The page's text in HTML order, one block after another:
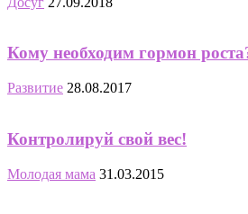
Кому необходим гормон
Развитие 28.08.2017
Контролируй свой вес!
Молодая мама 31.03.2015